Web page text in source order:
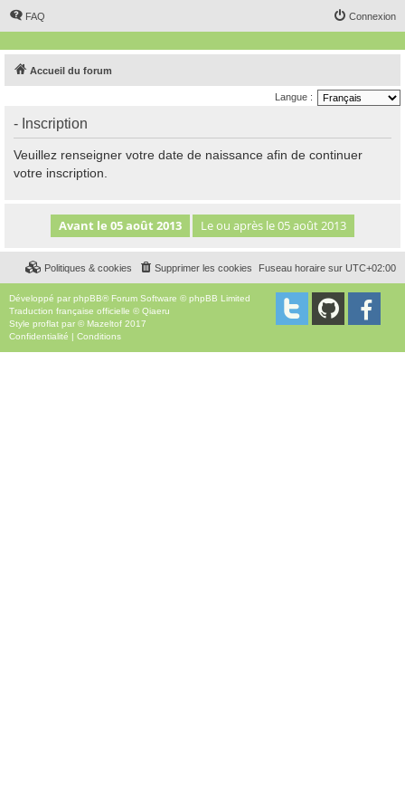
FAQ Connexion
Accueil du forum
Langue :
- Inscription
Veuillez renseigner votre date de naissance afin de continuer
votre inscription.
Fuseau horaire sur UTC+02:00
Supprimer les cookies
Politiques & cookies
Développé par phpBB® Forum Software © phpBB Limited
Traduction française officielle ©Qiaeru
Style proflat par © Mazeltof 2017
Confidentialité
Conditions